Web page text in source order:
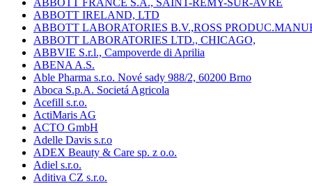
ABBOTT FRANCE S.A., SAINT-REMY-SUR-AVRE
ABBOTT IRELAND, LTD
ABBOTT LABORATORIES B.V.,ROSS
ABBOTT LABORATORIES LTD., CHICAGO,
ABBVIE S.r.l., Campoverde di Aprilia
ABENA A.S.
Able Pharma s.r.o. Nové sady 988/2, 60200 Brno
Aboca S.p.A. Societá Agricola
Acefill s.r.o.
ActiMaris AG
ACTO GmbH
Adelle Davis s.r.o
ADEX Beauty & Care sp. z o.o.
Adiel s.r.o.
Aditiva CZ s.r.o.